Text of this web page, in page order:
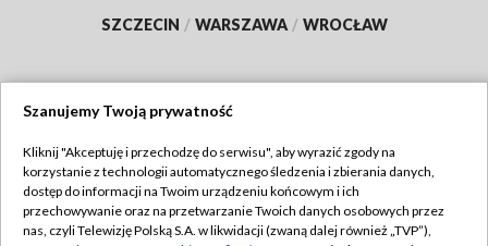
SZCZECIN / WARSZAWA / WROCŁAW
TVP
Abonament TVP
Regulamin TVP
Szanujemy Twoją prywatność
Kliknij "Akceptuję i przechodzę do serwisu", aby wyrazić zgody na
korzystanie z technologii automatycznego śledzenia i zbierania danych,
dostęp do informacji na Twoim urządzeniu końcowym i ich
przechowywanie oraz na przetwarzanie Twoich danych osobowych przez
nas, czyli Telewizję Polską S.A. w likwidacji (zwaną dalej również „TVP”),